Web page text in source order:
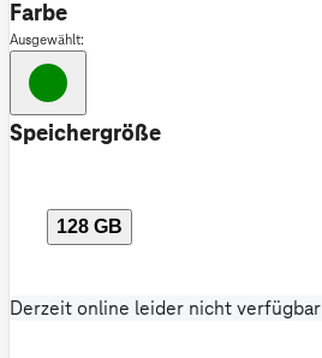
Farbe
Ausgewählt:
Speichergröße
128 GB
Derzeit online leider nicht verfügbar